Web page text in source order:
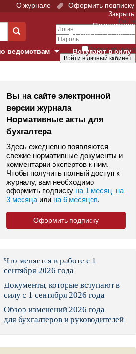
О журнале
Оформить подписку
Закрыть
Войти
Запомнить меня
Поддержка:
+7 (495) 737-44-10
Вступают в силу
ведомствам
Суд
в г. Москве
Суд
фонд
и указы
фонд России
юрисдикции
Вы на сайте электронной
версии журнала
Нормативные акты для
бухгалтера
Здесь ежедневно появляются
свежие нормативные документы и
комментарии экспертов к ним.
Чтобы получить полный доступ к
журналу, вам необходимо
оформить подписку на 1 месяц, на
3 месяцаили на 6 месяцев.
Оформить подписку
Что меняется в работе с 1
сентября 2026 года
Документы, которые вступают в
силу с 1 сентября 2026 года
Обзор изменений 2026 года
для бухгалтеров и руководителей